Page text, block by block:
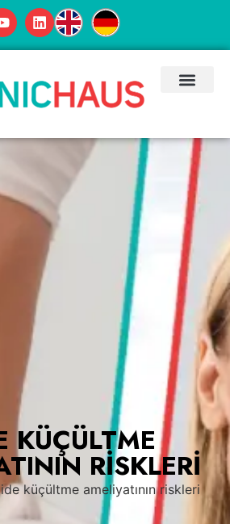
KÜÇÜLTME
RISKLERI
küçültme ameliyatının riskleri